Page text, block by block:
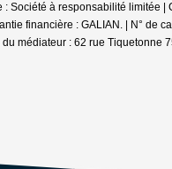
à responsabilité limitée |
financière : GALIAN. | N°
médiateur : 62 rue Tiquetonne